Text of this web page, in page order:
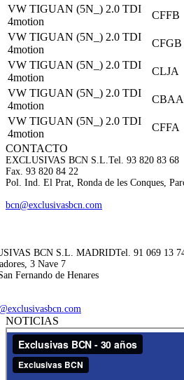
VW TIGUAN (5N_) 2.0 TDI
4motion
CFFB
VW TIGUAN (5N_) 2.0 TDI
4motion
CFGB
VW TIGUAN (5N_) 2.0 TDI
4motion
CLJA
VW TIGUAN (5N_) 2.0 TDI
4motion
CBAA
VW TIGUAN (5N_) 2.0 TDI
4motion
CFFA
CONTACTO
EXCLUSIVAS BCN S.L. Tel. 93 820 83 68
Fax. 93 820 84 22
Pol. Ind. El Prat, Ronda de les Conques,
bcn@exclusivasbcn.com
BCN S.L. MADRIDTel. 91 069 13
3 Nave 7
Fernando de Henares
NOTICIAS